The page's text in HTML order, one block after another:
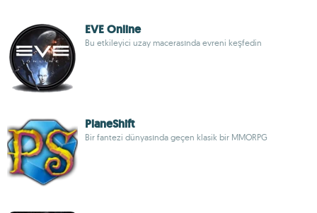
EVE Online
Bu etkileyici uzay macerasında evreni keşfedin
PlaneShift
Bir fantezi dünyasında geçen klasik bir MMORPG